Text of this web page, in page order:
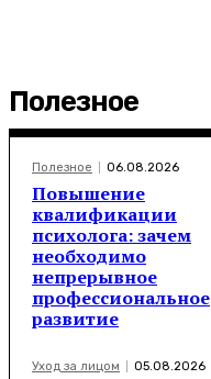
Полезное
Полезное 06.08.2026
Повышение
квалификации
психолога: зачем
необходимо
непрерывное
профессиональное
развитие
Уход за лицом 05.08.2026